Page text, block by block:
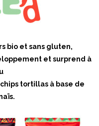
bio et sans gluten,
et surprend à
tortillas à base de